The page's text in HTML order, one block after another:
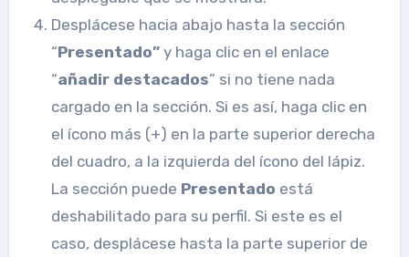
Desplácese hacia abajo hasta la sección
“Presentado”y haga clic en el enlace
“añadir destacados” si no tiene nada
cargado en la sección. Si es así, haga clic en
el ícono más (+) en la parte superior derecha
del cuadro, a la izquierda del ícono del lápiz.
La sección puede Presentado está
deshabilitado para su perfil. Si este es el
caso, desplácese hasta la parte superior de